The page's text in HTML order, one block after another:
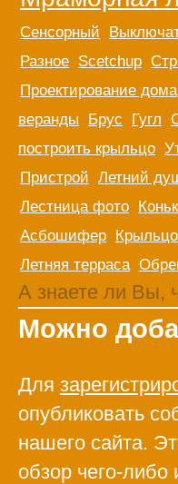
ОБЩЕНИЕНА САЙТЕ
Сенсорный
Разное Scetchup
Проектирование дома
веранды
Брус Гугл
построить крыльцо
Пристрой Летний
Лестница фото
Асбошифер Крыльцо
Летняя терраса
А знаете ли Вы,
Можно
Для
опубликовать
нашего сайта.
обзор чего-либо